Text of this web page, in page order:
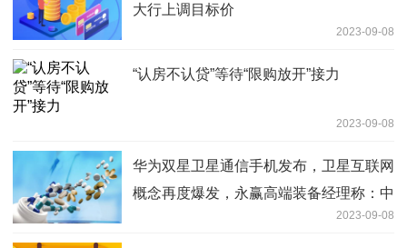
大行上调目标价
2023-09-08
“认房不认贷”等待“限购放开”接力
2023-09-08
华为双星卫星通信手机发布，卫星互联网
概念再度爆发，永赢高端装备经理称：中
国星网建设加速，期待真正的“星辰大海”
2023-09-08